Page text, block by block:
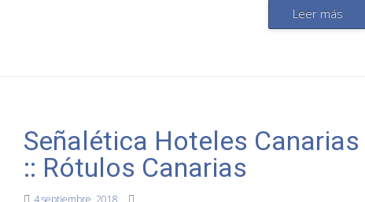
Leer más
Señalética Hoteles Canarias
:: Rótulos Canarias
4 septiembre, 2018